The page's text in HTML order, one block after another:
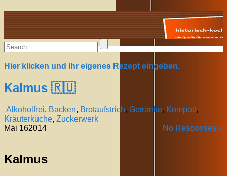
Alte Rezepte online
Hier klicken und Ihr eigenes Rezept eingeben.
Kalmus 🇷🇺
Alkoholfrei, Backen, Brotaufstrich, Getränke, Kompott,
Kräuterküche, Zuckerwerk
No Responses »
Mai 162014
Kalmus